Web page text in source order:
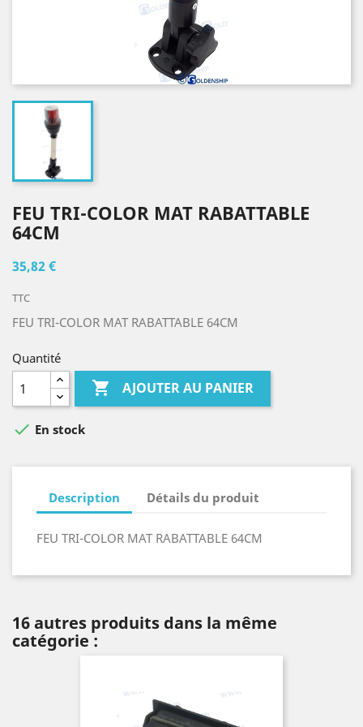
FEU TRI-COLOR MAT RABATTABLE
64CM
35,82 €
TTC
FEU TRI-COLOR MAT RABATTABLE 64CM
Quantité
 AJOUTER AU PANIER
 En stock
Description Détails du produit
FEU TRI-COLOR MAT RABATTABLE 64CM
16 autres produits dans la même
catégorie :